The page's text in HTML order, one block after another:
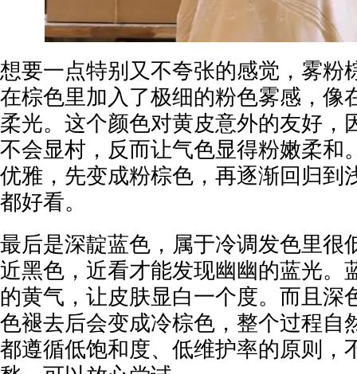
想要一点特别又不夸张的感觉，雾粉
在棕色里加入了极细的粉色雾感，像
柔光。这个颜色对黄皮意外的友好，
不会显村，反而让气色显得粉嫩柔和
优雅，先变成粉棕色，再逐渐回归到
都好看。
最后是深靛蓝色，属于冷调发色里很
近黑色，近看才能发现幽幽的蓝光。
的黄气，让皮肤显白一个度。而且深
色褪去后会变成冷棕色，整个过程自
都遵循低饱和度、低维护率的原则，